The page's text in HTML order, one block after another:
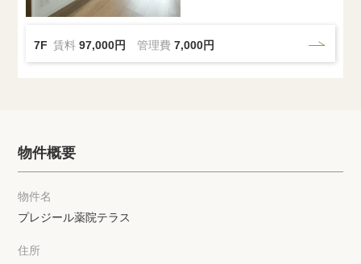
7F 賃料97,000円 管理費7,000円
物件概要
物件名
プレジール薬院テラス
住所